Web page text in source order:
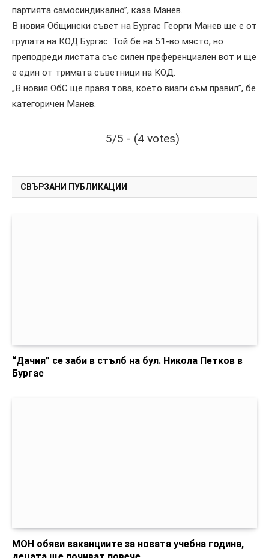
партията самосиндикално”, каза Манев.
В новия Общински съвет на Бургас Георги Манев ще е от
групата на КОД Бургас. Той бе на 51-во място, но
преподреди листата със силен преференциален вот и ще
е един от тримата съветници на КОД.
„В новия ОбС ще правя това, което виаги съм правил”, бе
категоричен Манев.
5/5 - (4 votes)
СВЪРЗАНИ ПУБЛИКАЦИИ
“Дачия” се заби в стълб на бул. Никола Петков в
Бургас
МОН обяви ваканциите за новата учебна година,